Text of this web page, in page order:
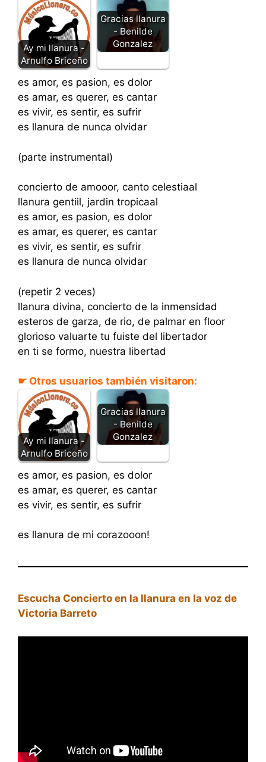
Ay mi llanura -
Arnulfo Briceño
Gracias llanura
- Benilde
Gonzalez
es amor, es pasion, es dolor
es amar, es querer, es cantar
es vivir, es sentir, es sufrir
es llanura de nunca olvidar
(parte instrumental)
concierto de amooor, canto celestiaal
llanura gentiil, jardin tropicaal
es amor, es pasion, es dolor
es amar, es querer, es cantar
es vivir, es sentir, es sufrir
es llanura de nunca olvidar
(repetir 2 veces)
llanura divina, concierto de la inmensidad
esteros de garza, de rio, de palmar en floor
glorioso valuarte tu fuiste del libertador
en ti se formo, nuestra libertad
☛ Otros usuarios también visitaron:
Ay mi llanura -
Arnulfo Briceño
Gracias llanura
- Benilde
Gonzalez
es amor, es pasion, es dolor
es amar, es querer, es cantar
es vivir, es sentir, es sufrir
es llanura de mi corazooon!
Escucha Concierto en la llanura en la voz de
Victoria Barreto